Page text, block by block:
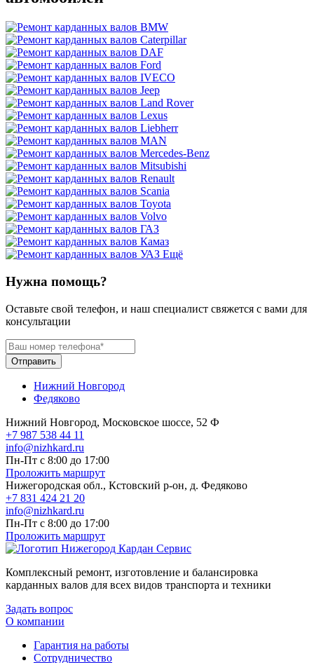
Ещё
Нужна помощь?
Оставьте свой телефон, и наш специалист свяжется с вами для
консультации
Отправить
Нижний Новгород
Федяково
Нижний Новгород, Московское шоссе, 52 Ф
+7 987 538 44 11
info@nizhkard.ru
Пн-Пт с 8:00 до 17:00
Проложить маршрут
Нижегородская обл., Кстовский р-он, д. Федяково
+7 831 424 21 20
info@nizhkard.ru
Пн-Пт с 8:00 до 17:00
Проложить маршрут
Комплексный ремонт, изготовление и балансировка
карданных валов для всех видов транспорта и техники
Задать вопрос
О компании
Гарантия на работы
Сотрудничество